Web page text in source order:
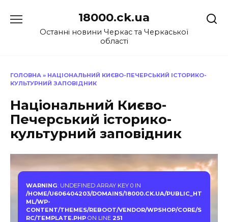
до
18000.ck.ua
Останні новини Черкас та Черкаської
області
ГОЛОВНА » НАЦІОНАЛЬНИЙ КИЄВО-ПЕЧЕРСЬКИЙ ІСТОРИКО-
КУЛЬТУРНИЙ ЗАПОВІДНИК
Національний Києво-
Печерський історико-
культурний заповідник
WARNING: UNDEFINED ARRAY KEY 0 IN
/HOME/U606404203/DOMAINS/18000.CK.UA/PUBLIC_HT
ML/WP-
CONTENT/THEMES/REBOOT/VENDOR/WPSHOP/CORE/S
RC/TEMPLATE.PHPON LINE 251